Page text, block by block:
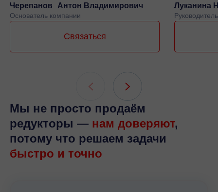
Черепанов Антон Владимирович
Основатель компании
Связаться
Луканина
Мы не просто продаём
редукторы — нам доверяют,
потому что решаем задачи
быстро и точно